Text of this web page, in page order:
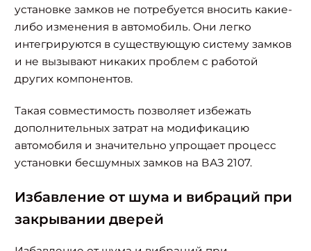
установке замков не потребуется вносить какие-
либо изменения в автомобиль. Они легко
интегрируются в существующую систему замков
и не вызывают никаких проблем с работой
других компонентов.
Такая совместимость позволяет избежать
дополнительных затрат на модификацию
автомобиля и значительно упрощает процесс
установки бесшумных замков на ВАЗ 2107.
Избавление от шума и вибраций при
закрывании дверей